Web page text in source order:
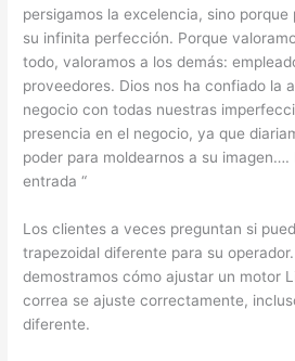
persigamos la excelencia, sino porque
su infinita perfección. Porque
todo, valoramos a los demás:
proveedores. Dios nos ha confiado la
negocio con todas nuestras
presencia en el negocio, ya que
poder para moldearnos a su
entrada “
Los clientes a veces preguntan si
trapezoidal diferente para su
demostramos cómo ajustar un motor
correa se ajuste correctamente,
diferente.